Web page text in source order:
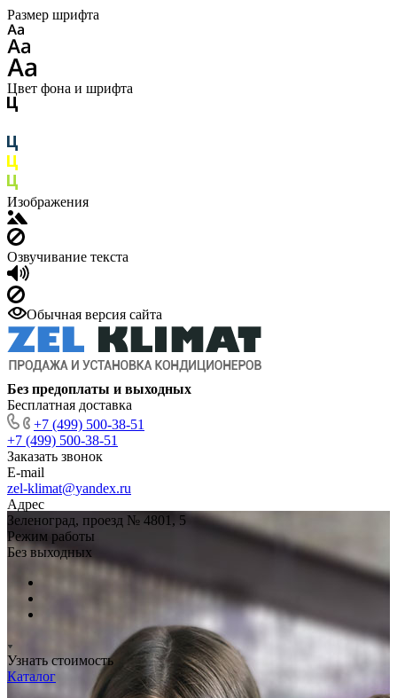
Размер шрифта
Цвет фона и шрифта
Изображения
Озвучивание текста
Обычная версия сайта
Без предоплаты и выходных
Бесплатная доставка
+7 (499) 500-38-51
+7 (499) 500-38-51
Заказать звонок
E-mail
zel-klimat@yandex.ru
Адрес
Зеленоград, проезд № 4801, 5
Режим работы
Без выходных
Узнать стоимость
Каталог